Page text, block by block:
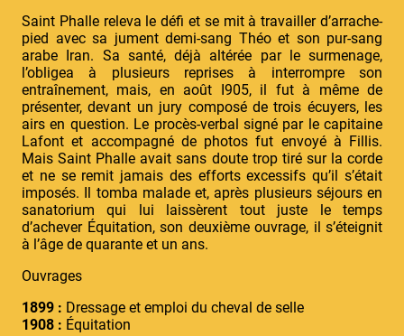
Saint Phalle releva le défi et se mit à travailler d’arrache-
pied avec sa jument demi-sang Théo et son pur-sang
arabe Iran. Sa santé, déjà altérée par le surmenage,
l’obligea à plusieurs reprises à interrompre son
entraînement, mais, en août I905, il fut à même de
présenter, devant un jury composé de trois écuyers, les
airs en question. Le procès-verbal signé par le capitaine
Lafont et accompagné de photos fut envoyé à Fillis.
Mais Saint Phalle avait sans doute trop tiré sur la corde
et ne se remit jamais des efforts excessifs qu’il s’était
imposés. Il tomba malade et, après plusieurs séjours en
sanatorium qui lui laissèrent tout juste le temps
d’achever Équitation, son deuxième ouvrage, il s’éteignit
à l’âge de quarante et un ans.
Ouvrages
1899 : Dressage et emploi du cheval de selle
1908 : Équitation